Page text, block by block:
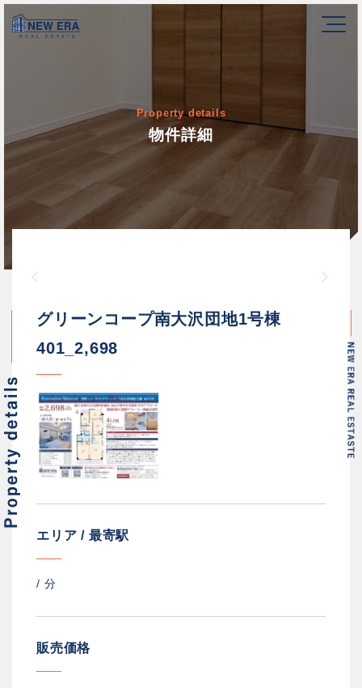
Property details
物件詳細
/home/newerakk/
グリーンコープ南大沢団地1号棟
401_2,698
エリア / 最寄駅
/ 分
販売価格